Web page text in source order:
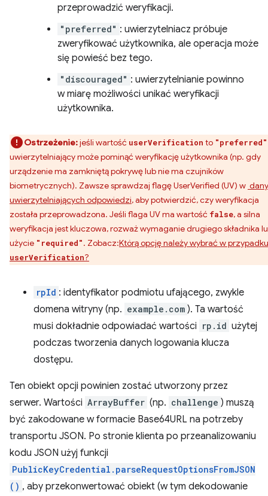
przeprowadzić weryfikacji.
"preferred" : uwierzytelniacz próbuje
zweryfikować użytkownika, ale operacja może
się powieść bez tego.
"discouraged" : uwierzytelnianie powinno
w miarę możliwości unikać weryfikacji
użytkownika.
Ostrzeżenie:jeśli wartość userVerification to "preferred"
uwierzytelniający może pominąć weryfikację użytkownika (np. gdy
urządzenie ma zamkniętą pokrywę lub nie ma czujników
biometrycznych). Zawsze sprawdzaj flagę UserVerified (UV) w
uwierzytelniających odpowiedzi, aby potwierdzić, czy weryfikacja
została przeprowadzona. Jeśli flaga UV ma wartość false, a silna
weryfikacja jest kluczowa, rozważ wymaganie drugiego składnika
użycie "required". Zobacz:Którą opcję należy wybrać w przypadku
userVerification?
rpId : identyfikator podmiotu ufającego, zwykle
domena witryny (np. example.com ). Ta wartość
musi dokładnie odpowiadać wartości rp.id użytej
podczas tworzenia danych logowania klucza
dostępu.
Ten obiekt opcji powinien zostać utworzony przez
serwer. Wartości ArrayBuffer (np. challenge ) muszą
być zakodowane w formacie Base64URL na potrzeby
transportu JSON. Po stronie klienta po przeanalizowaniu
kodu JSON użyj funkcji
PublicKeyCredential.parseRequestOptionsFromJSON
() , aby przekonwertować obiekt (w tym dekodowanie